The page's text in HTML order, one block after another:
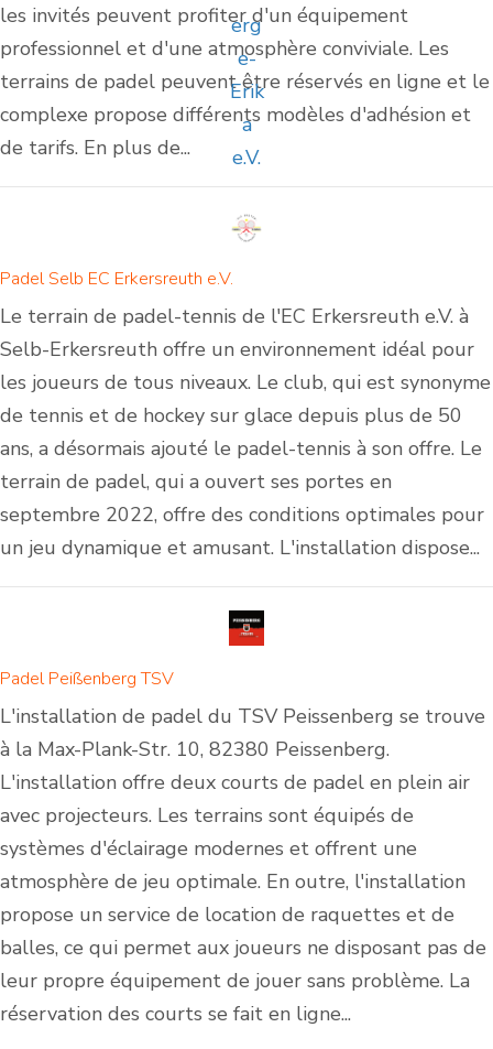
les invités peuvent profiter d'un équipement
professionnel et d'une atmosphère conviviale. Les
terrains de padel peuvent être réservés en ligne et le
complexe propose différents modèles d'adhésion et
de tarifs. En plus de...
Padel Selb EC Erkersreuth e.V.
Le terrain de padel-tennis de l'EC Erkersreuth e.V. à
Selb-Erkersreuth offre un environnement idéal pour
les joueurs de tous niveaux. Le club, qui est synonyme
de tennis et de hockey sur glace depuis plus de 50
ans, a désormais ajouté le padel-tennis à son offre. Le
terrain de padel, qui a ouvert ses portes en
septembre 2022, offre des conditions optimales pour
un jeu dynamique et amusant. L'installation dispose...
Padel Peißenberg TSV
L'installation de padel du TSV Peissenberg se trouve
à la Max-Plank-Str. 10, 82380 Peissenberg.
L'installation offre deux courts de padel en plein air
avec projecteurs. Les terrains sont équipés de
systèmes d'éclairage modernes et offrent une
atmosphère de jeu optimale. En outre, l'installation
propose un service de location de raquettes et de
balles, ce qui permet aux joueurs ne disposant pas de
leur propre équipement de jouer sans problème. La
réservation des courts se fait en ligne...